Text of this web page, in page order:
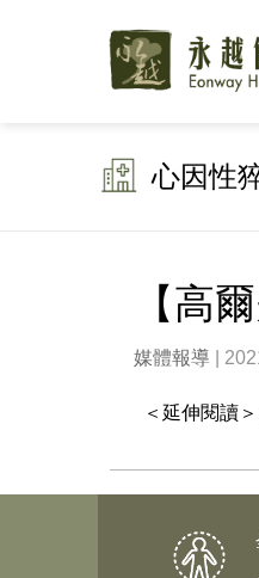
心因性
【高
媒體報導 |
＜延伸閱讀